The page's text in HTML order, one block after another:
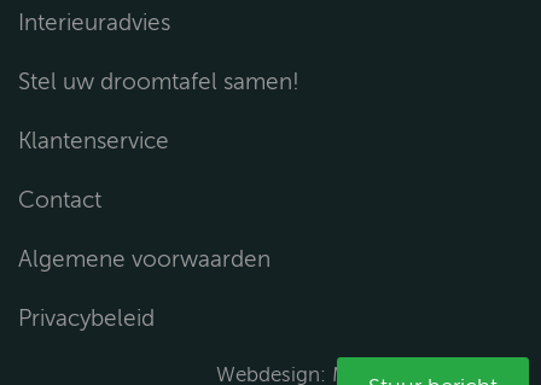
Interieuradvies
Stel uw droomtafel samen!
Klantenservice
Contact
Algemene voorwaarden
Privacybeleid
Webdesign: Media Solutions B.V.